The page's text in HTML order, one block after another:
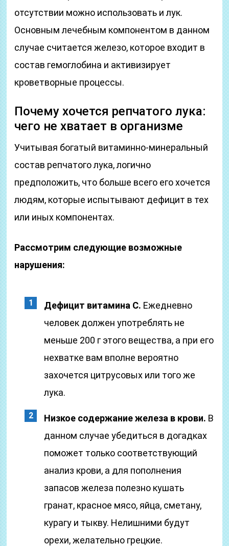
отсутствии можно использовать и лук.
Основным лечебным компонентом в данном
случае считается железо, которое входит в
состав гемоглобина и активизирует
кроветворные процессы.
Почему хочется репчатого лука:
чего не хватает в организме
Учитывая богатый витаминно-минеральный
состав репчатого лука, логично
предположить, что больше всего его хочется
людям, которые испытывают дефицит в тех
или иных компонентах.
Рассмотрим следующие возможные
нарушения:
Дефицит витамина С. Ежедневно
человек должен употреблять не
меньше 200 г этого вещества, а при его
нехватке вам вполне вероятно
захочется цитрусовых или того же
лука.
Низкое содержание железа в крови. В
данном случае убедиться в догадках
поможет только соответствующий
анализ крови, а для пополнения
запасов железа полезно кушать
гранат, красное мясо, яйца, сметану,
курагу и тыкву. Нелишними будут
орехи, желательно грецкие.